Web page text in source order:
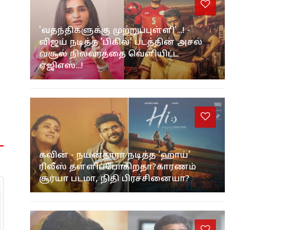
'வதந்திகளுக்கு முற்றுப்புள்ளி'...! -
விஜய் நடித்த 'பிகில்' படத்தின் அசல்
வசூல் நிலவரத்தை வெளியிட்ட
ஏஜிஎஸ்...!
கவின் - நயன்தாரா நடித்த 'ஹாய்'
ரிலீஸ் தள்ளிப்போகிறதா?காரணம்
சூர்யா படமா, நிதி பிரச்சினையா?